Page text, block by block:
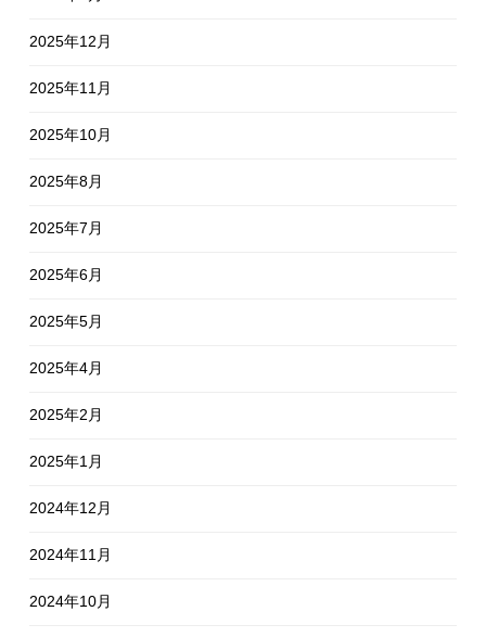
2025年12月
2025年11月
2025年10月
2025年8月
2025年7月
2025年6月
2025年5月
2025年4月
2025年2月
2025年1月
2024年12月
2024年11月
2024年10月